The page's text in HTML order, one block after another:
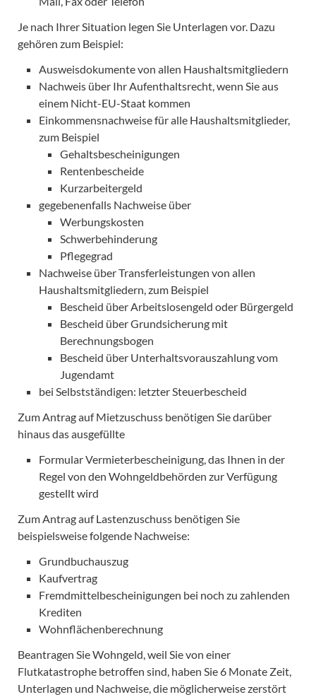
Je nach Ihrer Situation legen Sie Unterlagen vor. Dazu
gehören zum Beispiel:
Ausweisdokumente von allen Haushaltsmitgliedern
Nachweis über Ihr Aufenthaltsrecht, wenn Sie aus
einem Nicht-EU-Staat kommen
Einkommensnachweise für alle Haushaltsmitglieder,
zum Beispiel
Gehaltsbescheinigungen
Rentenbescheide
Kurzarbeitergeld
gegebenenfalls Nachweise über
Werbungskosten
Schwerbehinderung
Pflegegrad
Nachweise über Transferleistungen von allen
Haushaltsmitgliedern, zum Beispiel
Bescheid über Arbeitslosengeld oder Bürgergeld
Bescheid über Grundsicherung mit
Berechnungsbogen
Bescheid über Unterhaltsvorauszahlung vom
Jugendamt
bei Selbstständigen: letzter Steuerbescheid
Zum Antrag auf Mietzuschuss benötigen Sie darüber
hinaus das ausgefüllte
Formular Vermieterbescheinigung, das Ihnen in der
Regel von den Wohngeldbehörden zur Verfügung
gestellt wird
Zum Antrag auf Lastenzuschuss benötigen Sie
beispielsweise folgende Nachweise:
Grundbuchauszug
Kaufvertrag
Fremdmittelbescheinigungen bei noch zu zahlenden
Krediten
Wohnflächenberechnung
Beantragen Sie Wohngeld, weil Sie von einer
Flutkatastrophe betroffen sind, haben Sie 6 Monate Zeit,
Unterlagen und Nachweise, die möglicherweise zerstört